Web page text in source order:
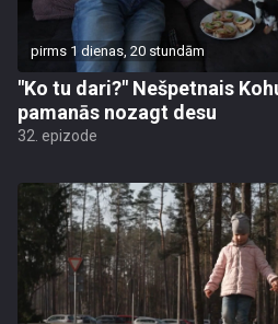
pirms 1 dienas, 20 stundām
"Ko tu dari?" Nešpetnais
pamanās nozagt desu
32. epizode